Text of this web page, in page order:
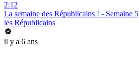
2:12
La semaine des Républicains ! - Semaine 5
les Républicains
il y a 6 ans